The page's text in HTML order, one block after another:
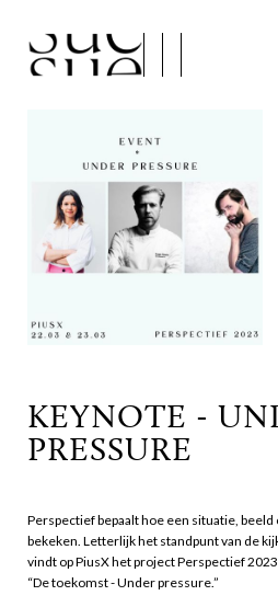
KEYNOTE -
PRESSURE
Perspectief bepaalt hoe een situatie,
bekeken. Letterlijk het standpunt van de
vindt op PiusX het project Perspectief
“De toekomst - Under pressure.”